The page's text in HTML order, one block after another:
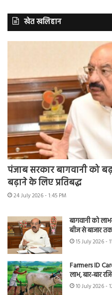
खेत खलिहान
पंजाब सरकार बागवानी को
बढ़ाने के लिए प्रतिबद्ध
24 July 2026 - 1:45 PM
बागवानी को
बीज से बाजार
15 July 2026 -
Farmers ID
लाभ, बार-बार
10 July 2026 -